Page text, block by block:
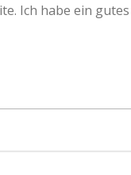
Ich habe ein gutes